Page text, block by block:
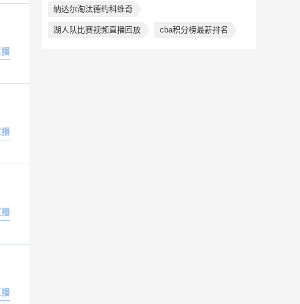
纳达尔淘汰德约科维奇
湖人队比赛视频直播回放 cba积分榜最新排名